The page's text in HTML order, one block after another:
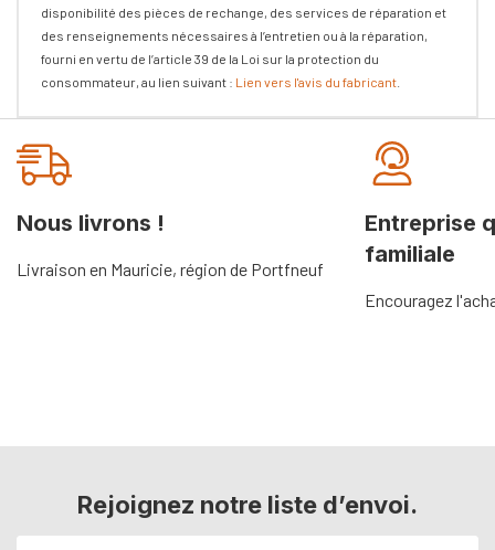
disponibilité des pièces de rechange, des services de réparation et
des renseignements nécessaires à l’entretien ou à la réparation,
fourni en vertu de l’article 39 de la Loi sur la protection du
consommateur, au lien suivant : Lien vers l'avis du fabricant
Onglet
personnalisé
Nous livrons !
Livraison en Mauricie, région de Portfneuf
Entreprise
familiale
Encouragez
Rejoignez notre liste d’envoi.